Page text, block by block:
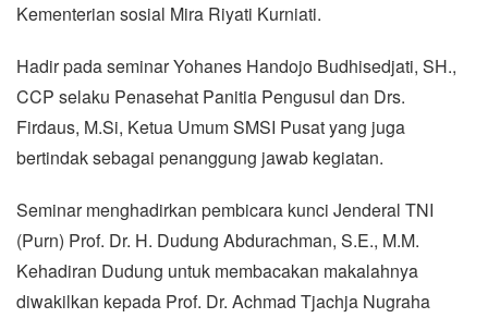
Kementerian sosial Mira Riyati Kurniati.
Hadir pada seminar Yohanes Handojo Budhisedjati, SH.,
CCP selaku Penasehat Panitia Pengusul dan Drs.
Firdaus, M.Si, Ketua Umum SMSI Pusat yang juga
bertindak sebagai penanggung jawab kegiatan.
Seminar menghadirkan pembicara kunci Jenderal TNI
(Purn) Prof. Dr. H. Dudung Abdurachman, S.E., M.M.
Kehadiran Dudung untuk membacakan makalahnya
diwakilkan kepada Prof. Dr. Achmad Tjachja Nugraha